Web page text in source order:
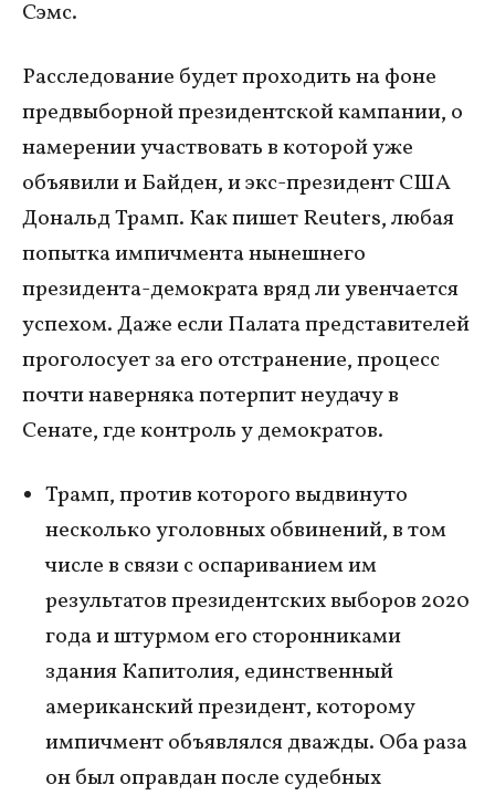
Сэмс.
Расследование будет проходить на фоне
предвыборной президентской кампании, о
намерении участвовать в которой уже
объявили и Байден, и экс-президент США
Дональд Трамп. Как пишет Reuters, любая
попытка импичмента нынешнего
президента-демократа вряд ли увенчается
успехом. Даже если Палата представителей
проголосует за его отстранение, процесс
почти наверняка потерпит неудачу в
Сенате, где контроль у демократов.
Трамп, против которого выдвинуто
несколько уголовных обвинений, в том
числе в связи с оспариванием им
результатов президентских выборов 2020
года и штурмом его сторонниками
здания Капитолия, единственный
американский президент, которому
импичмент объявлялся дважды. Оба раза
он был оправдан после судебных